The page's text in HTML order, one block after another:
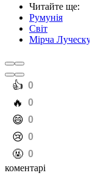
Читайте ще:
Румунія
Світ
Мірча
️👍 0
️🔥 0
️😄 0
️😢 0
️🤬 0
коментарі